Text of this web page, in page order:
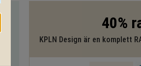
40%
KPLN Design är en komplett